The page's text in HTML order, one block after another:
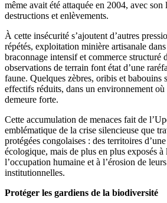
même avait été attaquée en 2004, avec son
destructions et enlèvements.
À cette insécurité s’ajoutent d’autres
répétés, exploitation minière artisanale
braconnage intensif et commerce structuré
observations de terrain font état d’une
faune. Quelques zèbres, oribis et babouins
effectifs réduits, dans un environnement
demeure forte.
Cette accumulation de menaces fait de
emblématique de la crise silencieuse que
protégées congolaises : des territoires
écologique, mais de plus en plus exposés à
l’occupation humaine et à l’érosion de
institutionnelles.
Protéger les gardiens de la biodiversité